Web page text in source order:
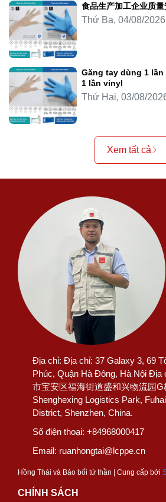
食品生产加工企业质
Thứ Ba, 04/08/2026
Găng tay dùng 1 lần nitrile,
1 lần vinyl
Thứ Hai, 03/08/
Xem tất cả
Địa chỉ: Địa chỉ: 37 Galaxy 3, 69
Phúc, Quận Hà Đông, Hà Nội Địa
市宝安区福海街道盛和兴物流园G
Shenghexing Logistics Park,
District, Shenzhen, China.
Số điện thoại: +84968000417
Email: ruanhongtai@lcppe.cn
Hồng Thái và Bảo bối tử thần | Cung cấp bởi
CHÍNH SÁCH